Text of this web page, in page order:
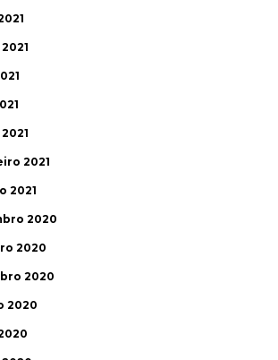
2021
2021
2020
2020
2020
2020